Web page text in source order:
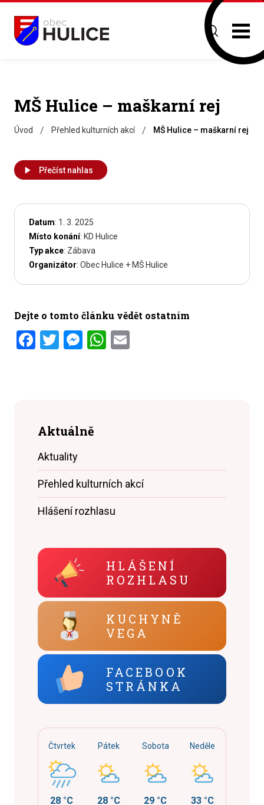
MŠ Hulice – maškarní rej
Úvod / Přehled kulturních akcí / MŠ Hulice – maškarní rej
Přečíst nahlas
Datum: 1. 3. 2025
Místo konání: KD Hulice
Typ akce: Zábava
Organizátor: Obec Hulice + MŠ Hulice
Dejte o tomto článku vědět ostatním
Facebook
Twitter
Messenger
WhatsApp
Aktuálně
Aktuality
Přehled kulturních akcí
Hlášení rozhlasu
HLÁŠENÍ
ROZHLASU
KUCHYNĚ
VEGA
FACEBOOK
STRÁNKA
Čtvrtek
28 °C
Pátek
28 °C
Sobota
29 °C
Neděle
33 °C